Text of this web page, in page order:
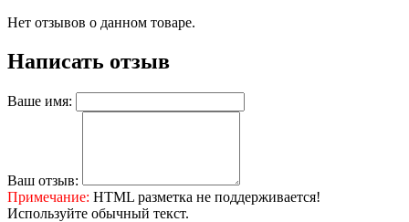
Нет отзывов о данном товаре.
Написать отзыв
Ваше имя:
Ваш отзыв:
Примечание: HTML разметка не поддерживается!
Используйте обычный текст.